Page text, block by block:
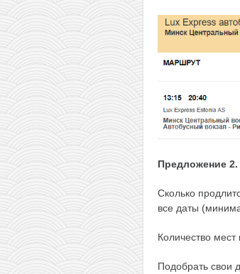
Предложение
Сколько
все даты
Количество мест
Подобрать свои